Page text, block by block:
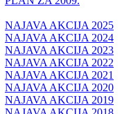
NAJAVA AKCIJA 2025
NAJAVA AKCIJA 2024
NAJAVA AKCIJA 2023
NAJAVA AKCIJA 2022
NAJAVA AKCIJA 2021
NAJAVA AKCIJA 2020
NAJAVA AKCIJA 2019